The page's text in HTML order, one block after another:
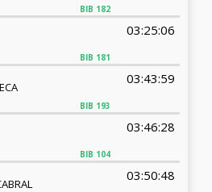
BIB 182
BIB 181
03:25:06
BIB 193
03:43:59
BIB 104
03:46:28
03:50:48